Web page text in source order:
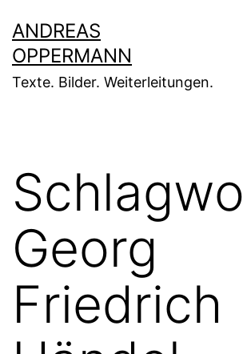
Inhalt
springen
ANDREAS
OPPERMANN
Texte. Bilder. Weiterleitungen.
Georg
Friedrich